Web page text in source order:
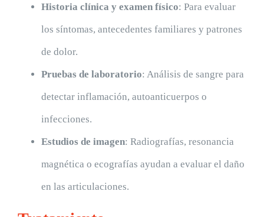
Historia clínica y examen físico: Para evaluar
los síntomas, antecedentes familiares y patrones
de dolor.
Pruebas de laboratorio: Análisis de sangre para
detectar inflamación, autoanticuerpos o
infecciones.
Estudios de imagen: Radiografías, resonancia
magnética o ecografías ayudan a evaluar el daño
en las articulaciones.